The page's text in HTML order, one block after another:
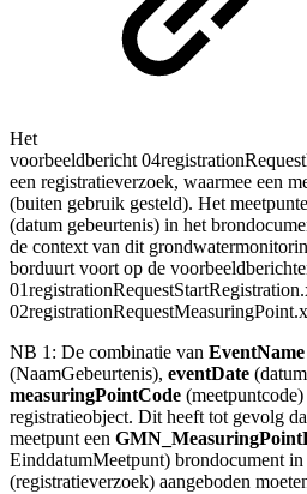
Het
voorbeeldbericht
een registratieverzoek, waarmee een
(buiten gebruik gesteld). Het
(datum gebeurtenis) in het
de context van dit
borduurt voort op de
NB 1: De combinatie van EventName
(NaamGebeurtenis), eventDate
measuringPointCode (meetpuntcode)
registratieobject. Dit heeft tot gevolg
meetpunt een
EinddatumMeetpunt) brondocument in
(registratieverzoek) aangeboden